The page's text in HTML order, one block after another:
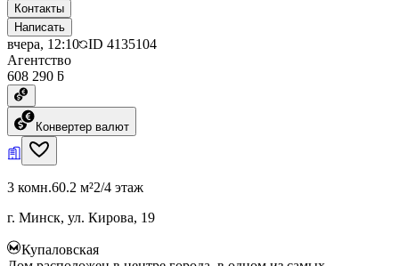
Контакты
Написать
вчера, 12:10 ID 4135104
Агентство
608 290 ƃ
Конвертер валют
3 комн.60.2 м²2/4 этаж
г. Минск, ул. Кирова, 19
Купаловская